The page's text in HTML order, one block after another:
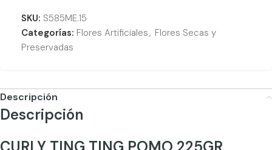
SKU: S585ME.15
Categorías: Flores Artificiales, Flores Secas y
Preservadas
Descripción
Descripción